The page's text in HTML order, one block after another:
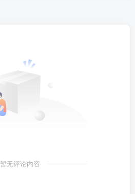
暂无评论内容